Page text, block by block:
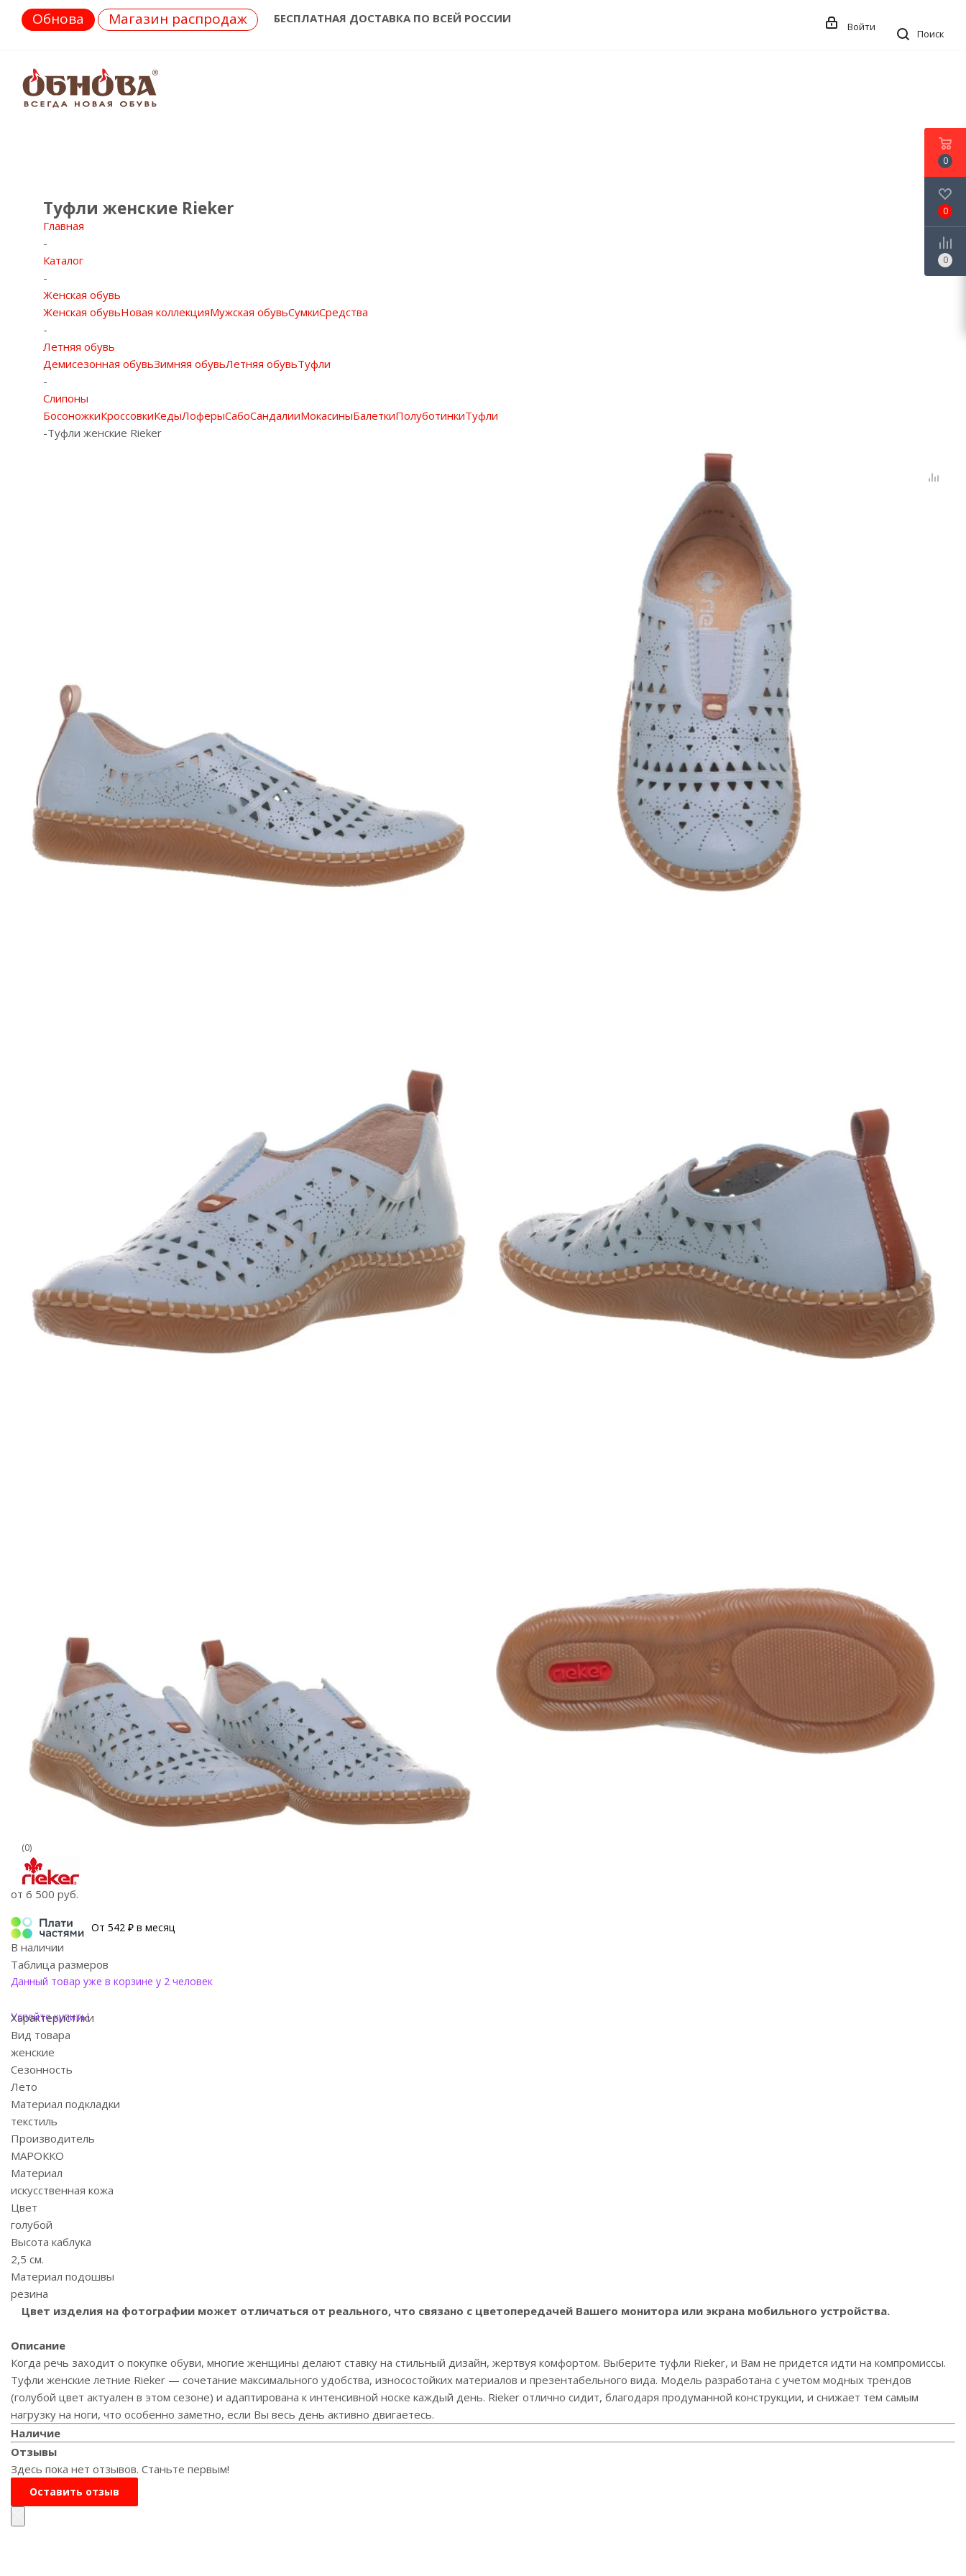
Обнова Магазин распродаж БЕСПЛАТНАЯ ДОСТАВКА ПО ВСЕЙ РОССИИ
Поиск
Войти
Туфли женские Rieker
Главная
-
Каталог
-
Женская обувь
Женская обувьНовая коллекцияМужская обувьСумкиСредства
-
Летняя обувь
Демисезонная обувьЗимняя обувьЛетняя обувьТуфли
-
Слипоны
БосоножкиКроссовкиКедыЛоферыСабоСандалииМокасиныБалеткиПолуботинкиТуфли
-Туфли женские Rieker
(0)
от 6 500 руб.
От 542 ₽ в месяц
В наличии
Таблица размеров
Данный товар уже в корзине у 2 человек
Успейте купить!
Характеристики
Вид товара
женские
Сезонность
Лето
Материал подкладки
текстиль
Производитель
МАРОККО
Материал
искусственная кожа
Цвет
голубой
Высота каблука
2,5 см.
Материал подошвы
резина
Цвет изделия на фотографии может отличаться от реального, что связано с цветопередачей Вашего монитора или экрана мобильного устройства.
Описание
Когда речь заходит о покупке обуви, многие женщины делают ставку на стильный дизайн, жертвуя комфортом. Выберите туфли Rieker, и Вам не придется идти на компромиссы.
Туфли женские летние Rieker — сочетание максимального удобства, износостойких материалов и презентабельного вида. Модель разработана с учетом модных трендов
(голубой цвет актуален в этом сезоне) и адаптирована к интенсивной носке каждый день. Rieker отлично сидит, благодаря продуманной конструкции, и снижает тем самым
нагрузку на ноги, что особенно заметно, если Вы весь день активно двигаетесь.
Наличие
Отзывы
Здесь пока нет отзывов. Станьте первым!
Оставить отзыв
0
0
0